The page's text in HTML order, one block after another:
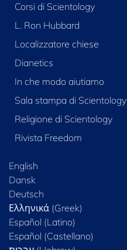
Corsi di Scientology
L. Ron Hubbard
Localizzatore chiese
Dianetics
In che modo aiutiamo
Sala stampa di Scientology
Religione di Scientology
Rivista Freedom
English
Dansk
Deutsch
Ελληνικά (Greek)
Español (Latino)
Español (Castellano)